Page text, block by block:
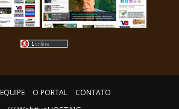
EQUIPE O PORTAL CONTATO